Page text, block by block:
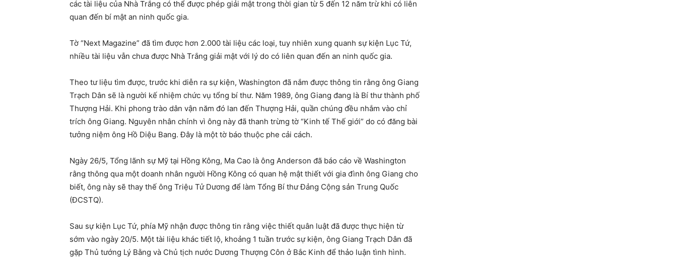
các tài liệu của Nhà Trắng có thể được phép giải mật trong thời gian từ 5 đến 12 năm trừ khi có liên
quan đến bí mật an ninh quốc gia.
Tờ “Next Magazine” đã tìm được hơn 2.000 tài liệu các loại, tuy nhiên xung quanh sự kiện Lục Tứ,
nhiều tài liệu vẫn chưa được Nhà Trắng giải mật với lý do có liên quan đến an ninh quốc gia.
Theo tư liệu tìm được, trước khi diễn ra sự kiện, Washington đã nắm được thông tin rằng ông Giang
Trạch Dân sẽ là người kế nhiệm chức vụ tổng bí thư. Năm 1989, ông Giang đang là Bí thư thành phố
Thượng Hải. Khi phong trào dân vận năm đó lan đến Thượng Hải, quần chúng đều nhắm vào chỉ
trích ông Giang. Nguyên nhân chính vì ông này đã thanh trừng tờ “Kinh tế Thế giới” do có đăng bài
tưởng niệm ông Hồ Diệu Bang. Đây là một tờ báo thuộc phe cải cách.
Ngày 26/5, Tổng lãnh sự Mỹ tại Hồng Kông, Ma Cao là ông Anderson đã báo cáo về Washington
rằng thông qua một doanh nhân người Hồng Kông có quan hệ mật thiết với gia đình ông Giang cho
biết, ông này sẽ thay thế ông Triệu Tử Dương để làm Tổng Bí thư Đảng Cộng sản Trung Quốc
(ĐCSTQ).
Sau sự kiện Lục Tứ, phía Mỹ nhận được thông tin rằng việc thiết quân luật đã được thực hiện từ
sớm vào ngày 20/5. Một tài liệu khác tiết lộ, khoảng 1 tuần trước sự kiện, ông Giang Trạch Dân đã
gặp Thủ tướng Lý Bằng và Chủ tịch nước Dương Thượng Côn ở Bắc Kinh để thảo luận tình hình.